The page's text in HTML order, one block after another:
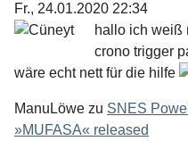
Fr., 24.01.2020 22:34
hallo ich weiß
crono trigger
wäre echt nett für die hilfe
ManuLöwe zu SNES
»MUFASA« released